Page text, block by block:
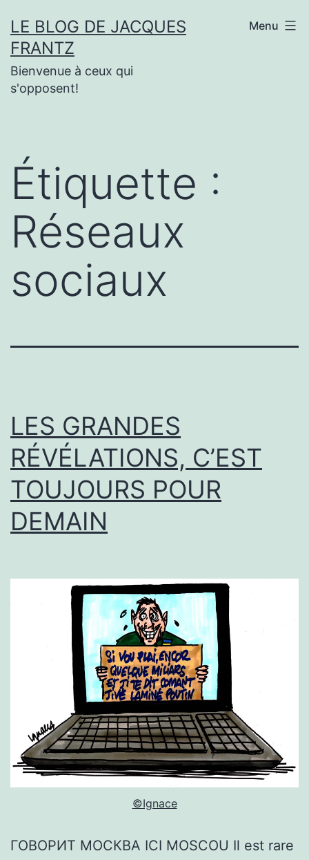
au
contenu
LE BLOG DE JACQUES
FRANTZ
Bienvenue à ceux qui
s'opposent!
Menu
Étiquette :
Réseaux
sociaux
LES GRANDES
RÉVÉLATIONS, C’EST
TOUJOURS POUR
DEMAIN
©Ignace
ГОВОРИТ МОСКВА ICI MOSCOU Il est rare